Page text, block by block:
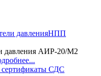
давленияНПП
давления АИР-20/М2